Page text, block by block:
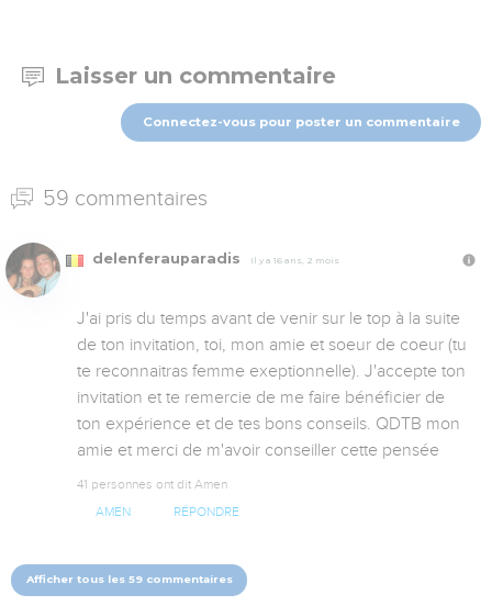
Laisser un commentaire
Connectez-vous pour poster un commentaire
59 commentaires
delenferauparadis Il y a 16 ans, 2 mois
J'ai pris du temps avant de venir sur le top à la suite
de ton invitation, toi, mon amie et soeur de coeur (tu
te reconnaitras femme exeptionnelle). J'accepte ton
invitation et te remercie de me faire bénéficier de
ton expérience et de tes bons conseils. QDTB mon
amie et merci de m'avoir conseiller cette pensée
41 personnes ont dit Amen
AMEN RÉPONDRE
Afficher tous les 59 commentaires